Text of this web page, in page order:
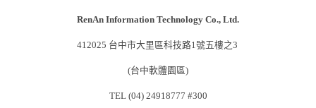
RenAn Information Technology Co., Ltd.
412025 台中市大里區科技路1號五樓之3
(台中軟體園區)
TEL (04) 24918777 #300